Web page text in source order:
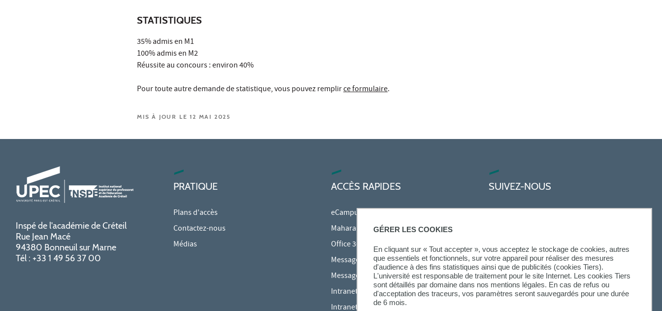
GÉRER LES COOKIES
En cliquant sur « Tout accepter », vous acceptez le stockage de cookies, autres
que essentiels et fonctionnels, sur votre appareil pour réaliser des mesures
d'audience à des fins statistiques ainsi que de publicités (cookies Tiers).
L'université est responsable de traitement pour le site Internet. Les cookies Tiers
sont détaillés par domaine dans nos mentions légales. En cas de refus ou
d'acceptation des traceurs, vos paramètres seront sauvegardés pour une durée
de 6 mois.
STATISTIQUES
35% admis en M1
100% admis en M2
Réussite au concours : environ 40%
Pour toute autre demande de statistique, vous pouvez remplirce formulaire.
MIS À JOUR LE 12 MAI 2025
Inspé de l'académie de Créteil
Rue Jean Macé
94380 Bonneuil sur Marne
Tél : +33 1 49 56 37 00
PRATIQUE
Plans d'accès
Contactez-nous
Médias
ACCÈS RAPIDES
eCampus
Mahara
Office 365
Messagerie des étudiants
Messagerie des personnels
Intranet Inspé
Intranet UPEC
SUIVEZ-NOUS